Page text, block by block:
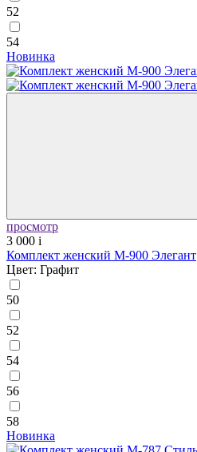
52
54
Новинка
просмотр
3 000 i
Комплект женский М-900 Элегант
Цвет: Графит
50
52
54
56
58
Новинка